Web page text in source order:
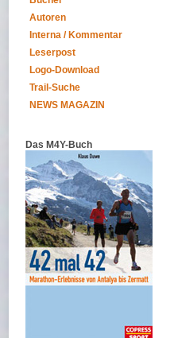
Autoren
Interna / Kommentar
Leserpost
Logo-Download
Trail-Suche
NEWS MAGAZIN
Das M4Y-Buch